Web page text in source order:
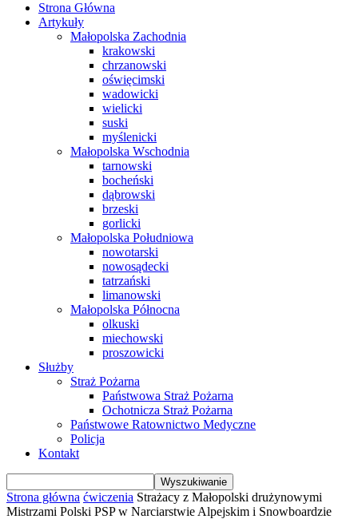
Strona Główna
Artykuły
Małopolska Zachodnia
krakowski
chrzanowski
oświęcimski
wadowicki
wielicki
suski
myślenicki
Małopolska Wschodnia
tarnowski
bocheński
dąbrowski
brzeski
gorlicki
Małopolska Południowa
nowotarski
nowosądecki
tatrzański
limanowski
Małopolska Północna
olkuski
miechowski
proszowicki
Służby
Straż Pożarna
Państwowa Straż Pożarna
Ochotnicza Straż Pożarna
Państwowe Ratownictwo Medyczne
Policja
Kontakt
Strona główna ćwiczenia Strażacy z Małopolski drużynowymi
Mistrzami Polski PSP w Narciarstwie Alpejskim i Snowboardzie